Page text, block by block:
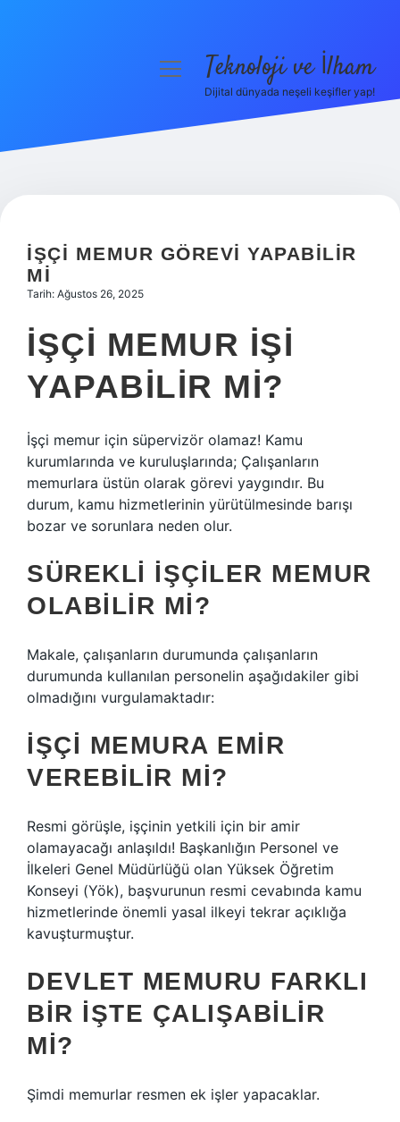
Hakkımızda
menüyüTeknoloji ve İlham
Dijital dünyada neşeli keşifler yap!
İŞÇI MEMUR GÖREVI YAPABILIR
MI
Tarih: Ağustos 26, 2025
İŞÇI MEMUR IŞI
YAPABILIR MI?
İşçi memur için süpervizör olamaz! Kamu
kurumlarında ve kuruluşlarında; Çalışanların
memurlara üstün olarak görevi yaygındır. Bu
durum, kamu hizmetlerinin yürütülmesinde barışı
bozar ve sorunlara neden olur.
SÜREKLI IŞÇILER MEMUR
OLABILIR MI?
Makale, çalışanların durumunda çalışanların
durumunda kullanılan personelin aşağıdakiler gibi
olmadığını vurgulamaktadır:
İŞÇI MEMURA EMIR
VEREBILIR MI?
Resmi görüşle, işçinin yetkili için bir amir
olamayacağı anlaşıldı! Başkanlığın Personel ve
İlkeleri Genel Müdürlüğü olan Yüksek Öğretim
Konseyi (Yök), başvurunun resmi cevabında kamu
hizmetlerinde önemli yasal ilkeyi tekrar açıklığa
kavuşturmuştur.
DEVLET MEMURU FARKLI
BIR IŞTE ÇALIŞABILIR
MI?
Şimdi memurlar resmen ek işler yapacaklar.